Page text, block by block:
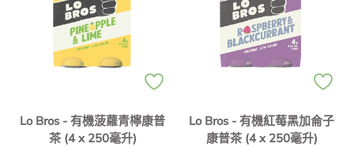
Lo Bros - 有機菠蘿青檸康普
茶 (4 x 250毫升)
Lo Bros - 有機紅莓黑加侖子
康普茶 (4 x 250毫升)